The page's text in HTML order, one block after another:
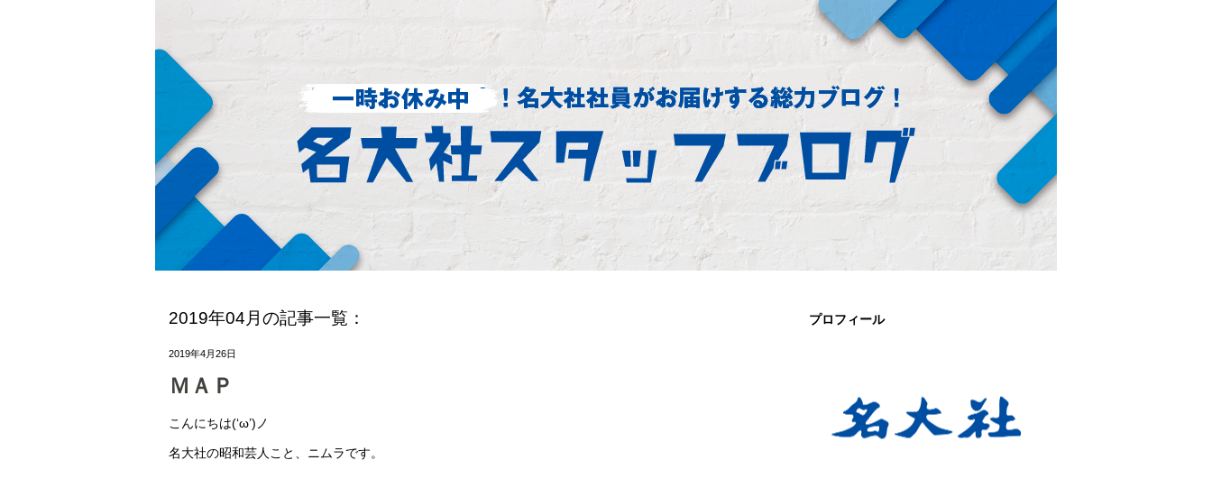
プロフィール
2019年04月の記事一覧：
2019年4月26日
ＭＡＰ
こんにちは(‘ω’)ノ
名大社の昭和芸人こと、ニムラです。